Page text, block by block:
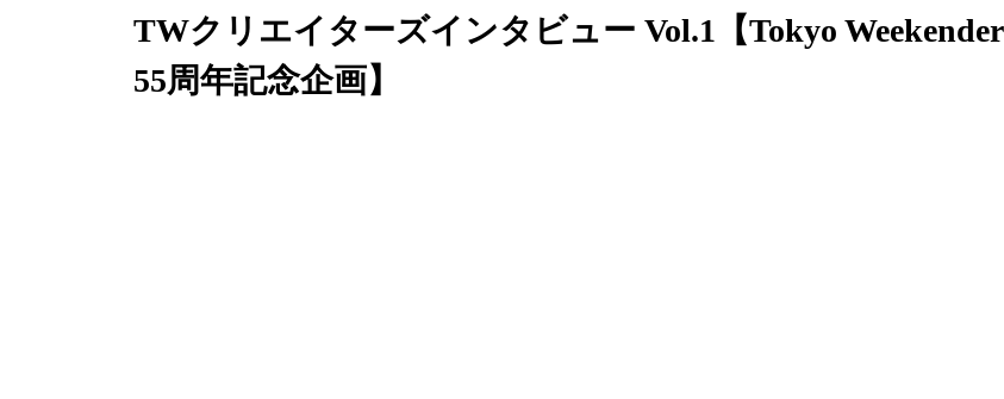
TWクリエイターズインタビュー Vol.1【Tokyo Weekender
55周年記念企画】